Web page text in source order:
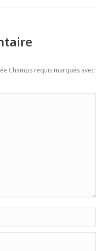
Champs requis marqués avec